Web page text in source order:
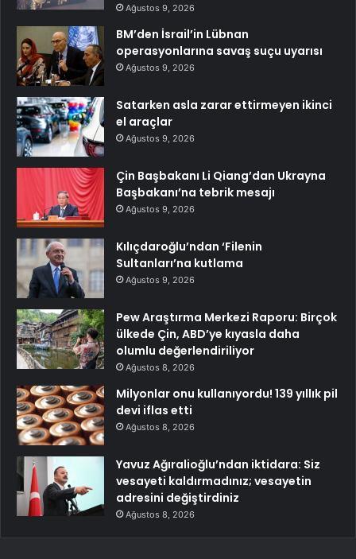
Ağustos 9, 2026
BM’den İsrail’in Lübnan
operasyonlarına savaş suçu uyarısı
Ağustos 9, 2026
Satarken asla zarar ettirmeyen ikinci
el araçlar
Ağustos 9, 2026
Çin Başbakanı Li Qiang’dan Ukrayna
Başbakanı’na tebrik mesajı
Ağustos 9, 2026
Kılıçdaroğlu’ndan ‘Filenin
Sultanları’na kutlama
Ağustos 9, 2026
Pew Araştırma Merkezi Raporu: Birçok
ülkede Çin, ABD’ye kıyasla daha
olumlu değerlendiriliyor
Ağustos 8, 2026
Milyonlar onu kullanıyordu! 139 yıllık pil
devi iflas etti
Ağustos 8, 2026
Yavuz Ağıralioğlu’ndan iktidara: Siz
vesayeti kaldırmadınız; vesayetin
adresini değiştirdiniz
Ağustos 8, 2026